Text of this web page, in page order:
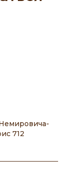
712